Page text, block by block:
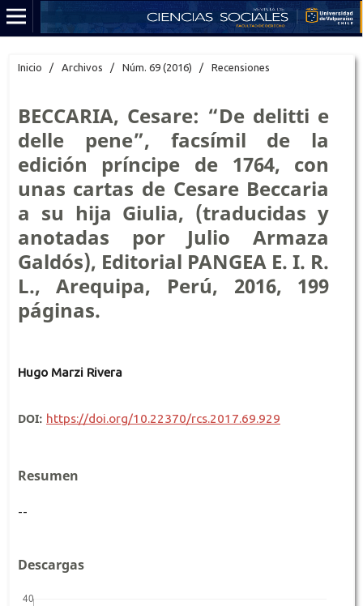
Inicio / Archivos / Núm. 69 (2016) / Recensiones
BECCARIA, Cesare: “De delitti e
delle pene”, facsímil de la
edición príncipe de 1764, con
unas cartas de Cesare Beccaria
a su hija Giulia, (traducidas y
anotadas por Julio Armaza
Galdós), Editorial PANGEA E. I. R.
L., Arequipa, Perú, 2016, 199
páginas.
Hugo Marzi Rivera
DOI: https://doi.org/10.22370/rcs.2017.69.929
Resumen
--
Descargas